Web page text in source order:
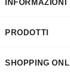
INFORMAZIONI
PRODOTTI
SHOPPING